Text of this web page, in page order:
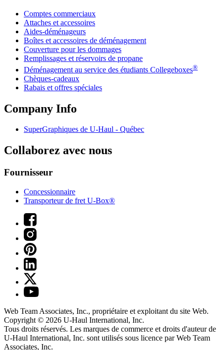
Comptes commerciaux
Attaches et accessoires
Aides-déménageurs
Boîtes et accessoires de déménagement
Couverture pour les dommages
Remplissages et réservoirs de propane
Déménagement au service des étudiants Collegeboxes®
Chèques-cadeaux
Rabais et offres spéciales
Company Info
SuperGraphiques de U-Haul - Québec
Collaborez avec nous
Fournisseur
Concessionnaire
Transporteur de fret U-Box®
Web Team Associates, Inc., propriétaire et exploitant du site Web.
Copyright © 2026 U-Haul International, Inc.
Tous droits réservés. Les marques de commerce et droits d'auteur de
U-Haul International, Inc. sont utilisés sous licence par Web Team
Associates, Inc.